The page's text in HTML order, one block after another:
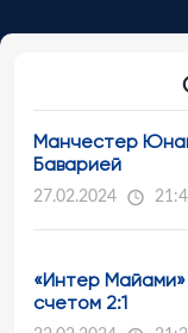
Манчестер
Баварией
27.02.2024
«Интер
счетом 2:1